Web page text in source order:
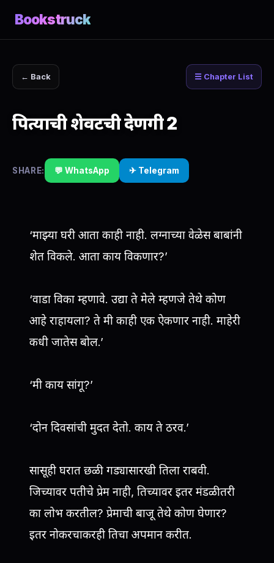
Bookstruck
← Back ☰ Chapter List
पित्याची शेवटची देणगी 2
SHARE: 💬 WhatsApp ✈ Telegram
‘माझ्या घरी आता काही नाही. लग्नाच्या वेळेस बाबांनी
शेत विकले. आता काय विकणार?’
‘वाडा विका म्हणावे. उद्या ते मेले म्हणजे तेथे कोण
आहे राहायला? ते मी काही एक ऐकणार नाही. माहेरी
कधी जातेस बोल.’
‘मी काय सांगू?’
‘दोन दिवसांची मुदत देतो. काय ते ठरव.’
सासूही घरात छळी. गड्यासारखी तिला राबवी.
जिच्यावर पतीचे प्रेम नाही, तिच्यावर इतर मंडळी तरी
का लोभ करतील? प्रेमाची बाजू तेथे कोण घेणार?
इतर नोकरचाकरही तिचा अपमान करीत.